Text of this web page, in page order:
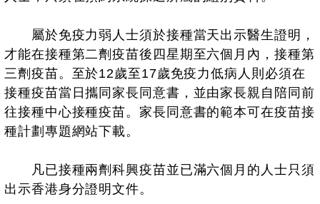
屬於免疫力弱人士須於接種當天出示醫生證明，
才能在接種第二劑疫苗後四星期至六個月內，接種第
三劑疫苗。至於12歲至17歲免疫力低病人則必須在
接種疫苗當日攜同家長同意書，並由家長親自陪同前
往接種中心接種疫苗。家長同意書的範本可在疫苗接
種計劃專題網站下載。
凡已接種兩劑科興疫苗並已滿六個月的人士只須
出示香港身分證明文件。